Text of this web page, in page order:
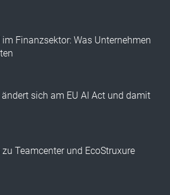
Finanzsektor: Was Unternehmen
sich am EU AI Act und damit
Teamcenter und EcoStruxure